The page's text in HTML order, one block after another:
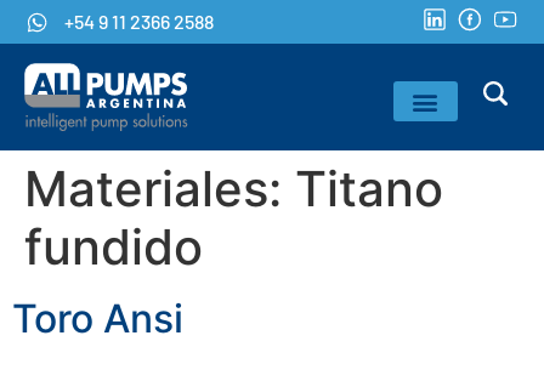
+54 9 11 2366 2588
Materiales: Titano
fundido
Toro Ansi